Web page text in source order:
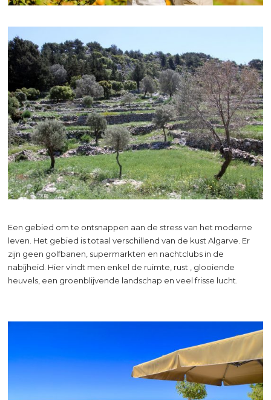
Een gebied om te ontsnappen aan de stress van het moderne
leven. Het gebied is totaal verschillend van de kust Algarve. Er
zijn geen golfbanen, supermarkten en nachtclubs in de
nabijheid. Hier vindt men enkel de ruimte, rust , glooiende
heuvels, een groenblijvende landschap en veel frisse lucht.